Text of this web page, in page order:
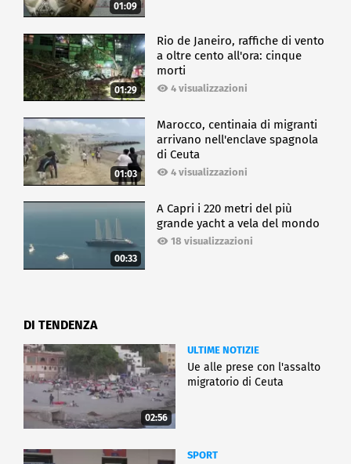
01:09
01:29
Rio de Janeiro, raffiche di vento
a oltre cento all'ora: cinque
morti
4 visualizzazioni
01:03
Marocco, centinaia di migranti
arrivano nell'enclave spagnola
di Ceuta
4 visualizzazioni
00:33
A Capri i 220 metri del più
grande yacht a vela del mondo
18 visualizzazioni
DI TENDENZA
02:56
ULTIME NOTIZIE
Ue alle prese con l'assalto
migratorio di Ceuta
SPORT